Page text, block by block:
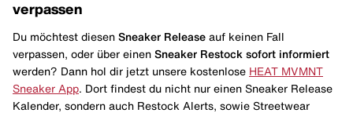
verpassen
Du möchtest diesen Sneaker Release auf keinen Fall
verpassen, oder über einen Sneaker Restock sofort informiert
werden? Dann hol dir jetzt unsere kostenlose HEAT MVMNT
Sneaker App . Dort findest du nicht nur einen Sneaker Release
Kalender, sondern auch Restock Alerts, sowie Streetwear